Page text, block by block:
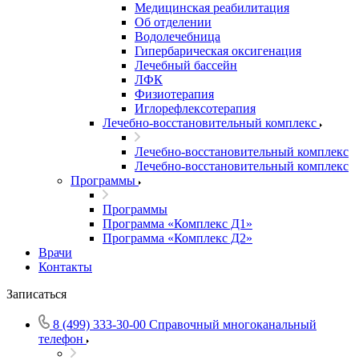
Медицинская реабилитация
Об отделении
Водолечебница
Гипербарическая оксигенация
Лечебный бассейн
ЛФК
Физиотерапия
Иглорефлексотерапия
Лечебно-восстановительный комплекс
Лечебно-восстановительный комплекс
Лечебно-восстановительный комплекс
Программы
Программы
Программа «Комплекс Д1»
Программа «Комплекс Д2»
Врачи
Контакты
Записаться
8 (499) 333-30-00 Справочный многоканальный
телефон